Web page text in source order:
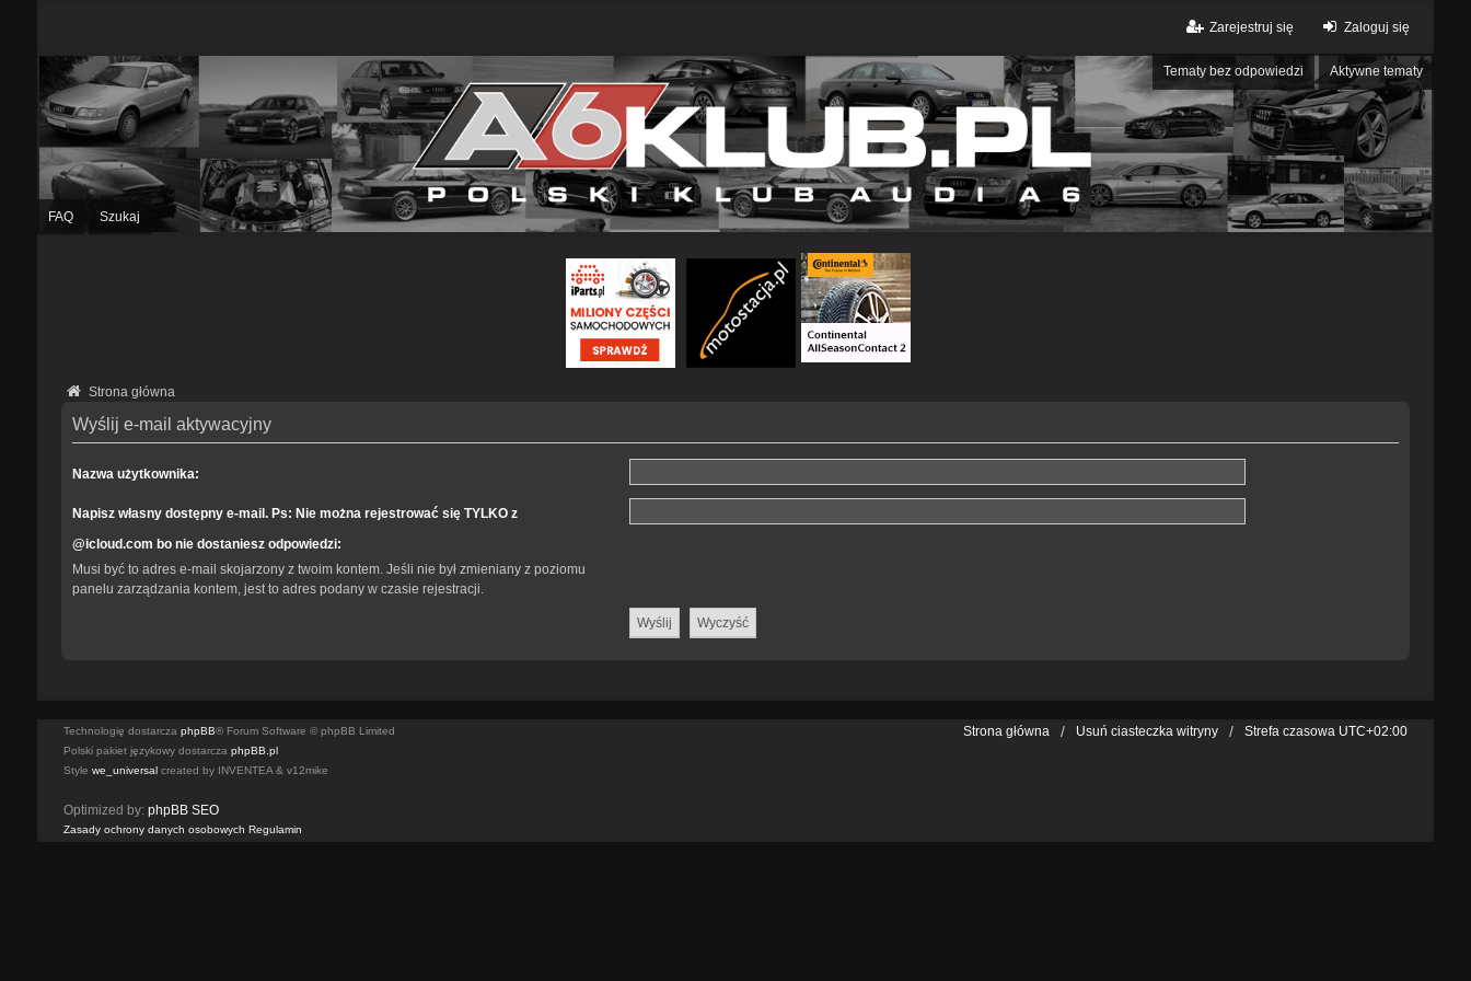
Zaloguj się
Zarejestruj się
Tematy bez odpowiedzi Aktywne tematy
FAQ Szukaj
Strona główna
Wyślij e-mail aktywacyjny
Nazwa użytkownika:
Napisz własny dostępny e-mail. Ps: Nie można rejestrować się TYLKO z
@icloud.com bo nie dostaniesz odpowiedzi:
Musi być to adres e-mail skojarzony z twoim kontem. Jeśli nie był zmieniany z poziomu
panelu zarządzania kontem, jest to adres podany w czasie rejestracji.
Strona główna Usuń ciasteczka witryny Strefa czasowa UTC+02:00
Technologię dostarcza phpBB® Forum Software © phpBB Limited
Polski pakiet językowy dostarcza phpBB.pl
Style we_universalcreated by INVENTEA & v12mike
Optimized by: phpBB SEO
Zasady ochrony danych osobowych Regulamin